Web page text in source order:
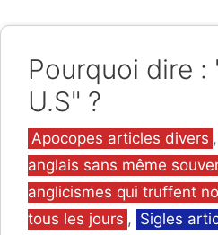
Pourquoi dire :
U.S" ?
Catégories
Apocopes articles divers ,
anglais sans même
anglicismes qui truffent
tous les jours , Sigles